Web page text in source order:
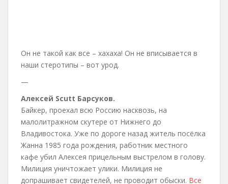
Он не такой как все – хахаха! Он не вписывается в
наши стеротипы – вот урод.
—
Алексей Scutt Барсуков.
Байкер, проехал всю Россию насквозь, на
малолитражном скутере от Нижнего до
Владивостока. Уже по дороге назад житель посёлка
Жанна 1985 года рождения, работник местного
кафе убил Алексея прицельным выстрелом в голову.
Милиция уничтожает улики. Милиция не
допрашивает свидетелей, не проводит обыски. Все